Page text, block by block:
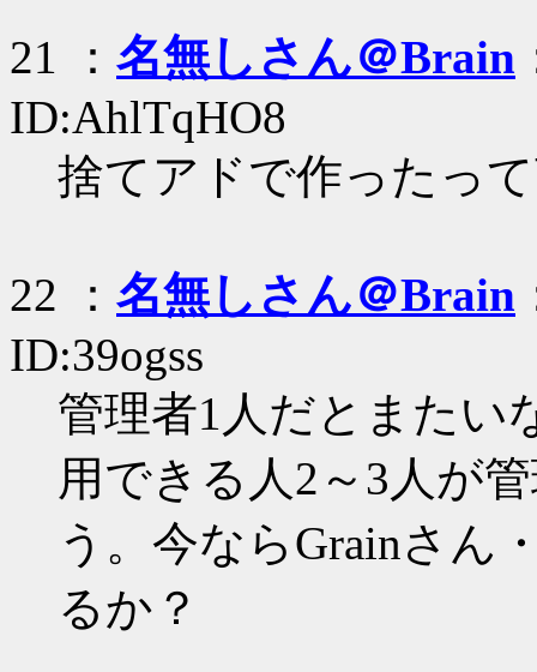
21 ： 名無しさん＠Brain
ID:AhlTqHO8
捨てアドで作ったっ
22 ： 名無しさん＠Brain
ID:39ogss
管理者1人だとまたい
用できる人2～3人が
う。今ならGrainさん
るか？